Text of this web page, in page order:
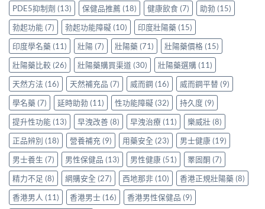
中
實
使
用
心
得〉
中
鑽〉
中
港
用
家
親
身
分
享
正
貨
渠
道
與
選
購
指
南〉
中
香
港
用
家
親
身
服
用
Levitra
的
真
實
分
享〉
中
PDE5抑制劑 (13) 保健品推薦 (18) 健康飲食 (7) 助勃 (15)
勃起功能 (7) 勃起功能障礙 (10) 印度壯陽藥 (15)
印度學名藥 (11) 壯陽 (7) 壯陽藥 (71) 壯陽藥價格 (15)
壯陽藥比較 (26) 壯陽藥購買渠道 (30) 壯陽藥選購 (11)
天然方法 (16) 天然補充品 (7) 威而鋼 (16) 威而鋼平替 (9)
學名藥 (7) 延時助勃 (11) 性功能障礙 (32) 持久度 (9)
提升性功能 (13) 早洩改善 (8) 早洩治療 (11) 樂威壯 (8)
正品辨別 (18) 營養補充 (9) 用藥安全 (23) 男士健康 (19)
男士養生 (7) 男性保健品 (13) 男性健康 (51) 睪固酮 (7)
精力不足 (8) 網購安全 (27) 西地那非 (10) 香港正規壯陽藥 (8)
香港男人 (11) 香港男士 (16) 香港男性保健品 (9)